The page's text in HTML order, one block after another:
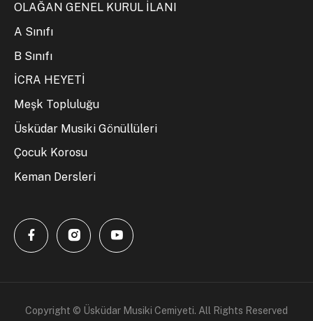
OLAĞAN GENEL KURUL İLANI
A Sınıfı
B Sınıfı
İCRA HEYETİ
Meşk Topluluğu
Üsküdar Musiki Gönüllüleri
Çocuk Korosu
Keman Dersleri
Copyright © Üsküdar Musiki Cemiyeti. All Rights Reserved